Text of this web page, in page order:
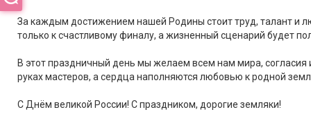
За каждым достижением нашей Родины стоит труд, талант и
только к счастливому финалу, а жизненный сценарий будет
В этот праздничный день мы желаем всем нам мира,
руках мастеров, а сердца наполняются любовью к родной
С Днём великой России! С праздником, дорогие земляки!